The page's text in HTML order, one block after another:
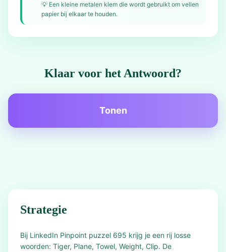
💡 Een kleine metalen klem die wordt gebruikt om vellen
papier bij elkaar te houden.
Klaar voor het Antwoord?
Tonen
Strategie
Bij LinkedIn Pinpoint puzzel 695 krijg je een rij losse
woorden: Tiger, Plane, Towel, Weight, Clip. De